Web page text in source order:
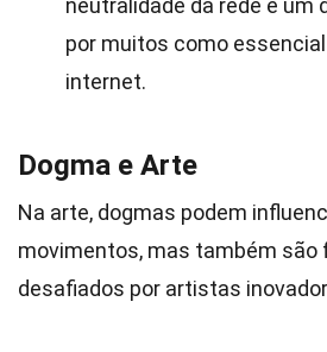
neutralidade da rede é um
por muitos como
internet.
Dogma e Arte
Na arte, dogmas podem
movimentos, mas também são
desafiados por artistas